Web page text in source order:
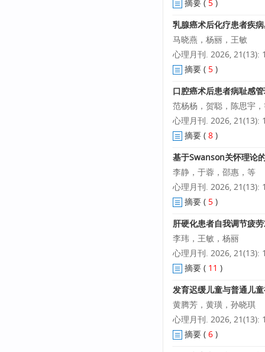
摘要 ( 5 )
乳腺癌术后化疗患者疾
马晓燕，杨丽，王敏
心理月刊. 2026, 21(13):
摘要 ( 5 )
口腔癌术后患者病耻感
范杨杨，贺聪，陈思宇
心理月刊. 2026, 21(13):
摘要 ( 8 )
基于Swanson关怀理论
李静，于蓉，邵惠，等
心理月刊. 2026, 21(13):
摘要 ( 5 )
肝硬化患者自我调节疲
李玮，王敏，杨丽
心理月刊. 2026, 21(13):
摘要 ( 11 )
发育迟缓儿童与普通儿
黄腾芳，黄璜，孙晓琪
心理月刊. 2026, 21(13):
摘要 ( 6 )